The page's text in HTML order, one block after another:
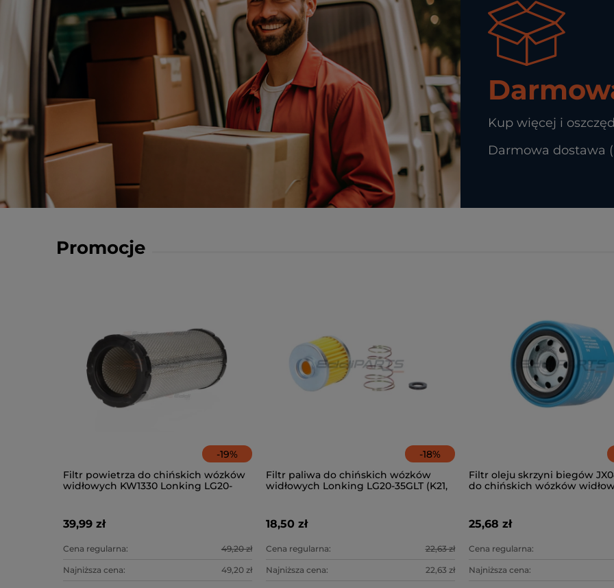
Kup więcej i
Darmowa dostawa
Promocje
-19%
Filtr powietrza do chińskich wózków
widłowych KW1330 Lonking LG20-
39,99 zł
Cena regularna: 49,20 zł
Najniższa cena: 49,20 zł
-18%
Filtr paliwa do chińskich wózków
widłowych Lonking LG20-35GLT (K21,
18,50 zł
Cena regularna: 22,63 zł
Najniższa cena: 22,63 zł
Filtr oleju skrzyni biegów
do chińskich wózków
25,68 zł
Cena regularna:
Najniższa cena: